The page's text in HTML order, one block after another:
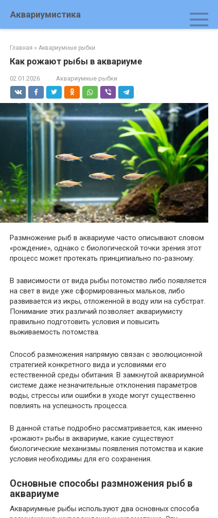
Аквариумистика
Главная » Аквариумные рыбки
Как рожают рыбы в аквариуме
02.01.2026 Аквариумные рыбки
Размножение рыб в аквариуме часто описывают словом
«рождение», однако с биологической точки зрения этот
процесс может протекать принципиально по-разному.
В зависимости от вида рыбы потомство либо появляется
на свет в виде уже сформированных мальков, либо
развивается из икры, отложенной в воду или на субстрат.
Понимание этих различий позволяет аквариумисту
правильно подготовить условия и повысить
выживаемость потомства.
Способ размножения напрямую связан с эволюционной
стратегией конкретного вида и условиями его
естественной среды обитания. В замкнутой аквариумной
системе даже незначительные отклонения параметров
воды, стрессы или ошибки в уходе могут существенно
повлиять на успешность процесса.
В данной статье подробно рассматривается, как именно
«рожают» рыбы в аквариуме, какие существуют
биологические механизмы появления потомства и какие
условия необходимы для его сохранения.
Основные способы размножения рыб в
аквариуме
Аквариумные рыбы используют два основных способа